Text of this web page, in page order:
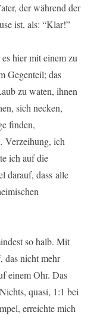
der während der
ist, als: “Klar!”
hier mit einem zu
Gegenteil; das
zu waten, ihnen
sich necken,
finden,
Verzeihung, ich
ich auf die
darauf, dass alle
so halb. Mit
das nicht mehr
einem Ohr. Das
quasi, 1:1 bei
erreichte mich